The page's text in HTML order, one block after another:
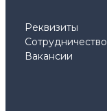
Реквизиты
Сотрудничество
Вакансии